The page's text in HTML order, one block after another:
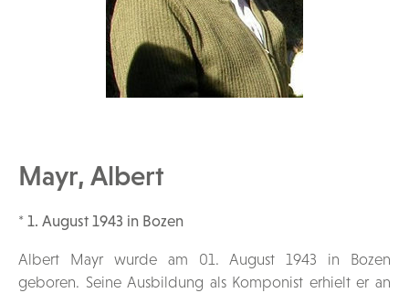
Mayr, Albert
* 1. August 1943 in Bozen
Albert Mayr wurde am 01. August 1943 in Bozen
geboren. Seine Ausbildung als Komponist erhielt er an